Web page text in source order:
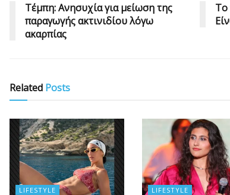
Τέμπη: Ανησυχία για μείωση της
παραγωγής ακτινιδίου λόγω
ακαρπίας
Το
Related Posts
LIFESTYLE LIFESTYLE